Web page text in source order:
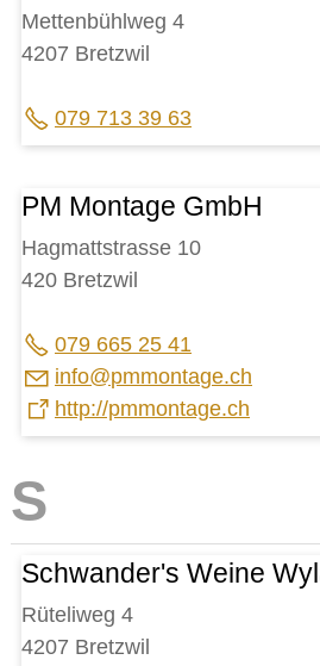
Mettenbühlweg 4
4207 Bretzwil
079 713 39 63
PM Montage GmbH
Hagmattstrasse 10
420 Bretzwil
079 665 25 41
nf
pmm nt g
ch
http://pmmontage.ch
Schwander's Weine
Rüteliweg 4
4207 Bretzwil